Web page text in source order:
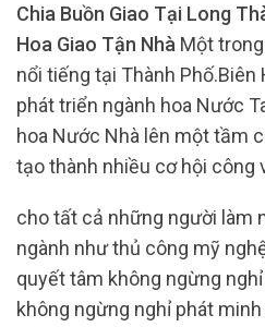
Chia Buồn Giao Tại Long
Hoa Giao Tận Nhà Một
nổi tiếng tại Thành Phố.Biên
phát triển ngành hoa Nước
hoa Nước Nhà lên một tầm
tạo thành nhiều cơ hội công
cho tất cả những người làm
ngành như thủ công mỹ
quyết tâm không ngừng
không ngừng nghỉ phát